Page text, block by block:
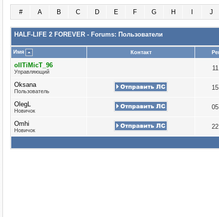
# A B C D E F G H J
HALF-LIFE 2 FOREVER - Forums: Пользователи
Имя Контакт
oIITiMicT_96
Управляющий
Oksana
Пользователь
OlegL
Новичок
Omhi
Новичок